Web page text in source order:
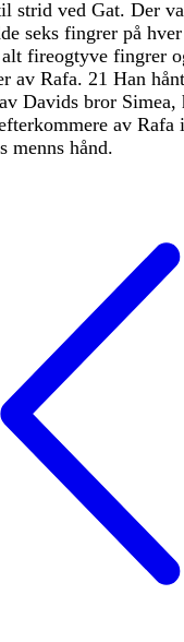
strid ved Gat. Der
seks fingrer på hver
alt fireogtyve fingrer
av Rafa. 21 Han
av Davids bror Simea,
av Rafa i
menns hånd.